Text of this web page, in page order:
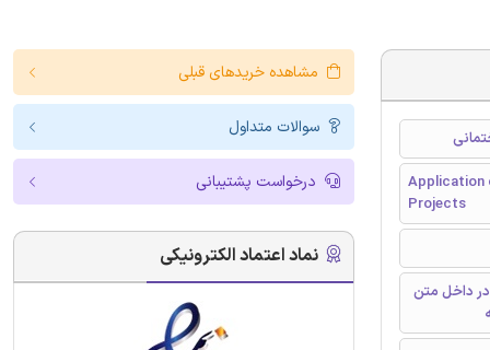
Application
Projects
داخل متن
مشاهده خریدهای قبلی
سوالات متداول
درخواست پشتیبانی
نماد اعتماد الکترونیکی